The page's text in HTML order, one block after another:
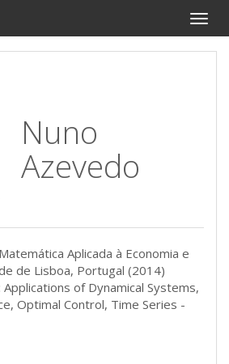
Toggle
Nuno
Azevedo
Aplicada à Economia e
de Lisboa, Portugal (2014)
of Dynamical Systems,
Optimal Control, Time Series -